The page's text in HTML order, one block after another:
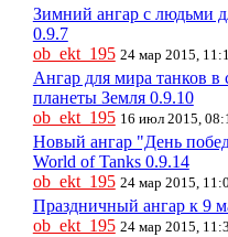
Зимний ангар с людьми
0.9.7
ob_ekt_195 24 мар 2015,
Ангар для мира танков в
планеты Земля 0.9.10
ob_ekt_195 16 июл 2015,
Новый ангар "День
World of Tanks 0.9.14
ob_ekt_195 24 мар 2015,
Праздничный ангар к 9
ob_ekt_195 24 мар 2015,